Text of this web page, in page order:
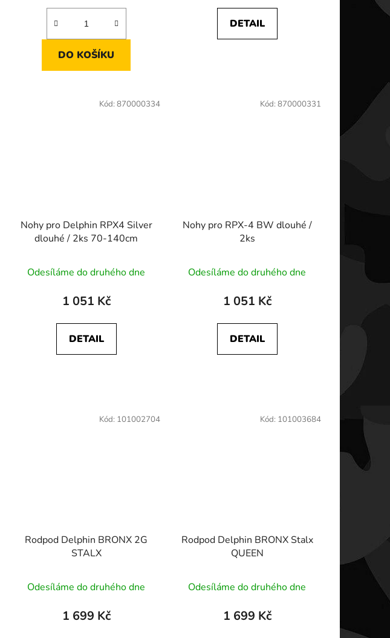
DO KOŠÍKU
DETAIL
Nohy pro Delphin RPX4 Silver
dlouhé / 2ks 70-140cm
Odesíláme do druhého dne
1 051 Kč
DETAIL
Kód: 870000334
Nohy pro RPX-4 BW dlouhé /
2ks
Odesíláme do druhého dne
1 051 Kč
DETAIL
Kód: 870000331
Rodpod Delphin BRONX 2G
STALX
Odesíláme do druhého dne
1 699 Kč
Kód: 101002704
Rodpod Delphin BRONX Stalx
QUEEN
Odesíláme do druhého dne
1 699 Kč
Kód: 101003684